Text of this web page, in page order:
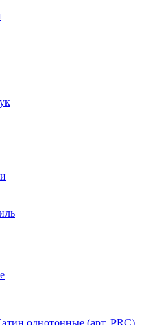
однотонные (арт. PRC)